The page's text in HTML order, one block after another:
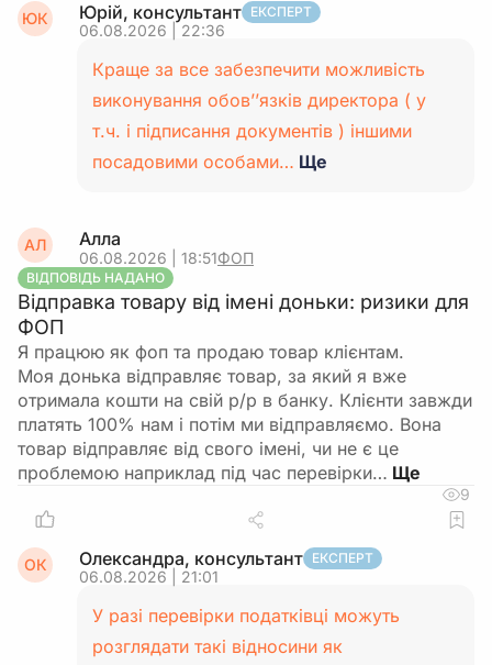
ЮК Юрій, консультант ЕКСПЕРТ
06.08.2026 | 22:36
Краще за все забезпечити можливість
виконування обов’’язків директора ( у
т.ч. і підписання документів ) іншими
посадовими особами… Ще
АЛ Алла
06.08.2026 | 18:51ФОП
ВІДПОВІДЬ НАДАНО
Відправка товару від імені доньки: ризики для
ФОП
Я працюю як фоп та продаю товар клієнтам.
Моя донька відправляє товар, за який я вже
отримала кошти на свій р/р в банку. Клієнти завжди
платять 100% нам і потім ми відправляємо. Вона
товар відправляє від свого імені, чи не є це
проблемою наприклад під час перевірки…
9
ОК Олександра, консультант ЕКСПЕРТ
06.08.2026 | 21:01
У разі перевірки податківці можуть
розглядати такі відносини як